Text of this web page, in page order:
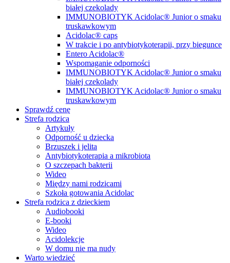
białej czekolady
IMMUNOBIOTYK Acidolac® Junior o smaku
truskawkowym
Acidolac® caps
W trakcie i po antybiotykoterapii, przy biegunce
Entero Acidolac®
Wspomaganie odporności
IMMUNOBIOTYK Acidolac® Junior o smaku
białej czekolady
IMMUNOBIOTYK Acidolac® Junior o smaku
truskawkowym
Sprawdź cenę
Strefa rodzica
Artykuły
Odporność u dziecka
Brzuszek i jelita
Antybiotykoterapia a mikrobiota
O szczepach bakterii
Wideo
Między nami rodzicami
Szkoła gotowania Acidolac
Strefa rodzica z dzieckiem
Audiobooki
E-booki
Wideo
Acidolekcje
W domu nie ma nudy
Warto wiedzieć